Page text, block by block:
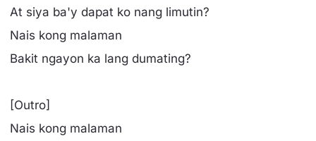
At siya ba'y dapat ko nang limutin?
Nais kong malaman
Bakit ngayon ka lang dumating?
[Outro]
Nais kong malaman